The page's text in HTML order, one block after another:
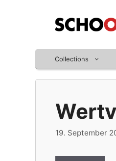
Collections
19. September